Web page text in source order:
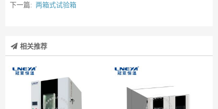
下一篇: 两箱式试验箱
相关推荐